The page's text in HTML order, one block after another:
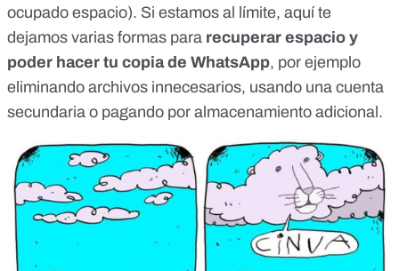
ocupado espacio). Si estamos al límite, aquí te
dejamos varias formas para recuperar espacio y
poder hacer tu copia de WhatsApp, por ejemplo
eliminando archivos innecesarios, usando una cuenta
secundaria o pagando por almacenamiento adicional.